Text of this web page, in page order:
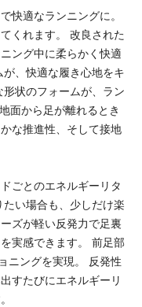
快適なランニングに。
くれます。 改良された
ング中に柔らかく快適
、快適な履き心地をキ
状のフォームが、ラン
面から足が離れるとき
な推進性、そして接地
ごとのエネルギーリタ
い場合も、少しだけ楽
ズが軽い反発力で足裏
実感できます。 前足部
ニングを実現。 反発性
すたびにエネルギーリ